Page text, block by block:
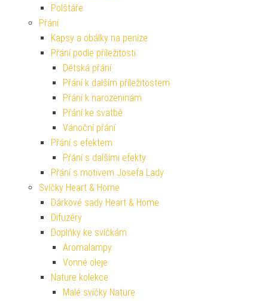
Polštáře
Přání
Kapsy a obálky na peníze
Přání podle příležitosti
Dětská přání
Přání k dalším příležitostem
Přání k narozeninám
Přání ke svatbě
Vánoční přání
Přání s efektem
Přání s dalšími efekty
Přání s motivem Josefa Lady
Svíčky Heart & Home
Dárkové sady Heart & Home
Difuzéry
Doplňky ke svíčkám
Aromalampy
Vonné oleje
Nature kolekce
Malé svíčky Nature